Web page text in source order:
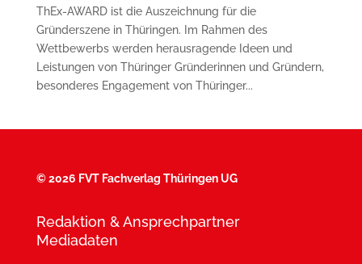
ThEx-AWARD ist die Auszeichnung für die
Gründerszene in Thüringen. Im Rahmen des
Wettbewerbs werden herausragende Ideen und
Leistungen von Thüringer Gründerinnen und Gründern,
besonderes Engagement von Thüringer...
©2026 FVT Fachverlag Thüringen UG
Redaktion & Ansprechpartner
Mediadaten